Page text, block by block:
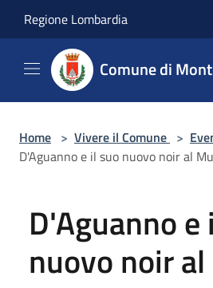
Regione Lombardia
Comune di
Home > Vivere il Comune >
D'Aguanno e il suo nuovo noir al
D'Aguanno e
nuovo noir